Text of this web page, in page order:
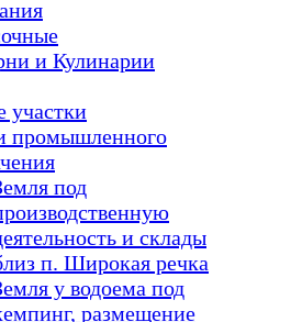
и Кулинарии
участки
промышленного
под
и склады
п. Широкая речка
у водоема под
размещение